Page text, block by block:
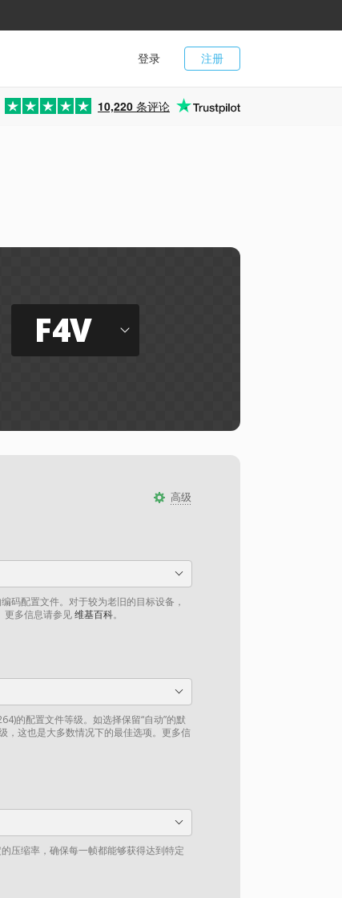
注册
登录
10,220 条评论
F4V
高级
码配置文件。对于较为老旧的目标设备，
更多信息请参见维基百科。
的配置文件等级。如选择保留“自动”的默
，这也是大多数情况下的最佳选项。更多信
压缩率，确保每一帧都能够获得达到特定